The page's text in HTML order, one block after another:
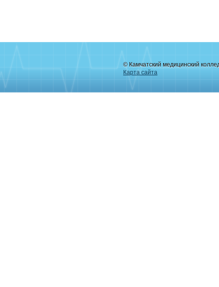
© Камчатский медицинский
Карта сайта